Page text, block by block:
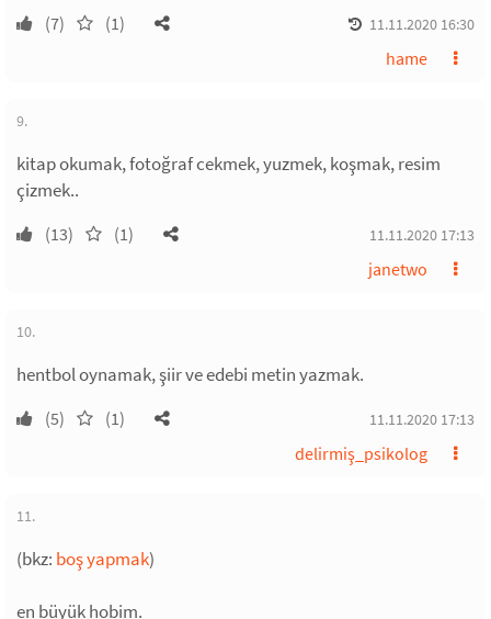
(7) (1) 11.11.2020 16:30
hame
9.
kitap okumak, fotoğraf cekmek, yuzmek, koşmak, resim
çizmek..
(13) (1) 11.11.2020 17:13
janetwo
10.
hentbol oynamak, şiir ve edebi metin yazmak.
(5) (1) 11.11.2020 17:13
delirmiş_psikolog
11.
(bkz: boş yapmak)
en büyük hobim.